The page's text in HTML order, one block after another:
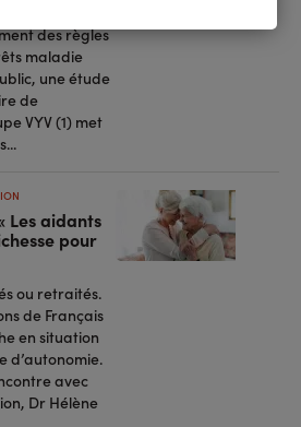
envisage
des règles
maladie
une étude
de
VYV (1) met
Les aidants
pour
ou retraités.
de Français
en situation
d’autonomie.
avec
Dr Hélène